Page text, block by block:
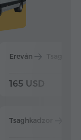
Ereván
165 USD
Tsaghkadzor